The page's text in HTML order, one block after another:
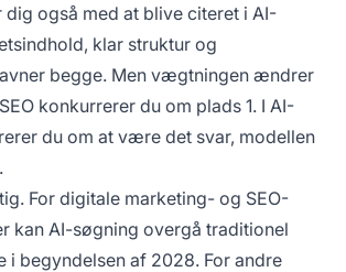
også med at blive citeret i AI-
klar struktur og
begge. Men vægtningen ændrer
konkurrerer du om plads 1. I AI-
du om at være det svar, modellen
For digitale marketing- og SEO-
kan AI-søgning overgå traditionel
i begyndelsen af 2028. For andre